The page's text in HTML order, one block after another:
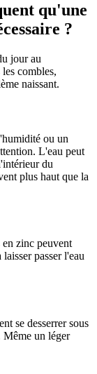
qu'une
?
jour au
combles,
naissant.
ou un
L'eau peut
du
plus haut que la
en zinc peuvent
passer l'eau
se desserrer sous
un léger